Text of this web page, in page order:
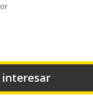
interesar